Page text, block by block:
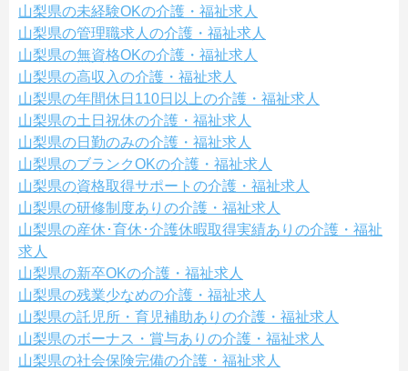
山梨県の未経験OKの介護・福祉求人
山梨県の管理職求人の介護・福祉求人
山梨県の無資格OKの介護・福祉求人
山梨県の高収入の介護・福祉求人
山梨県の年間休日110日以上の介護・福祉求人
山梨県の土日祝休の介護・福祉求人
山梨県の日勤のみの介護・福祉求人
山梨県のブランクOKの介護・福祉求人
山梨県の資格取得サポートの介護・福祉求人
山梨県の研修制度ありの介護・福祉求人
山梨県の産休･育休･介護休暇取得実績ありの介護・福祉
求人
山梨県の新卒OKの介護・福祉求人
山梨県の残業少なめの介護・福祉求人
山梨県の託児所・育児補助ありの介護・福祉求人
山梨県のボーナス・賞与ありの介護・福祉求人
山梨県の社会保険完備の介護・福祉求人